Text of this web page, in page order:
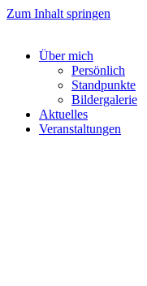
Zum Inhalt springen
Über mich
Persönlich
Standpunkte
Bildergalerie
Aktuelles
Veranstaltungen